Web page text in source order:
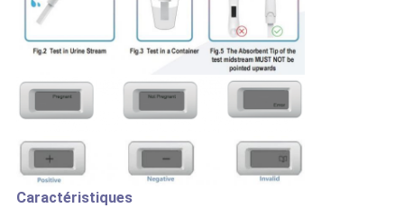
Caractéristiques